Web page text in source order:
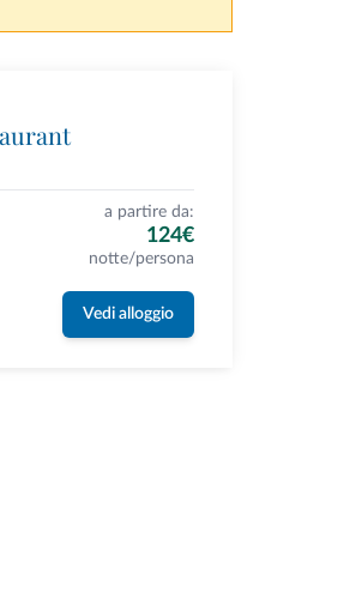
a partire da:
124€
notte/persona
Vedi alloggio